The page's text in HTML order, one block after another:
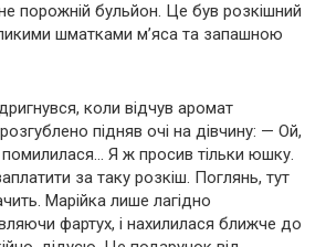
порожній бульйон. Це був розкішний
шматками м’яса та запашною
коли відчув аромат
підняв очі на дівчину: — Ой,
Я ж просив тільки юшку.
за таку розкіш. Поглянь, тут
Марійка лише лагідно
фартух, і нахилилася ближче до